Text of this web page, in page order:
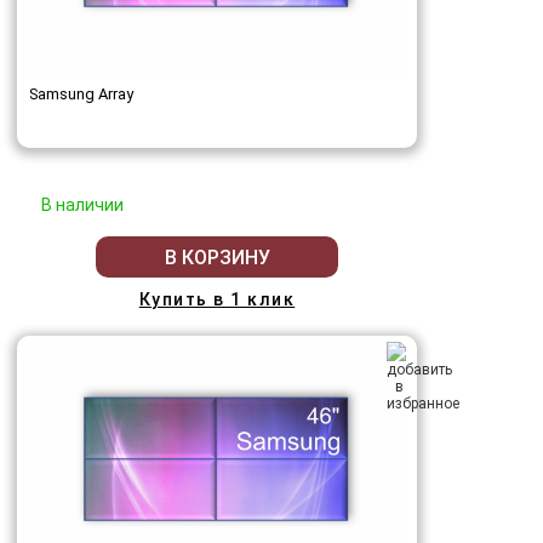
Samsung Array
В наличии
В КОРЗИНУ
Купить в 1 клик